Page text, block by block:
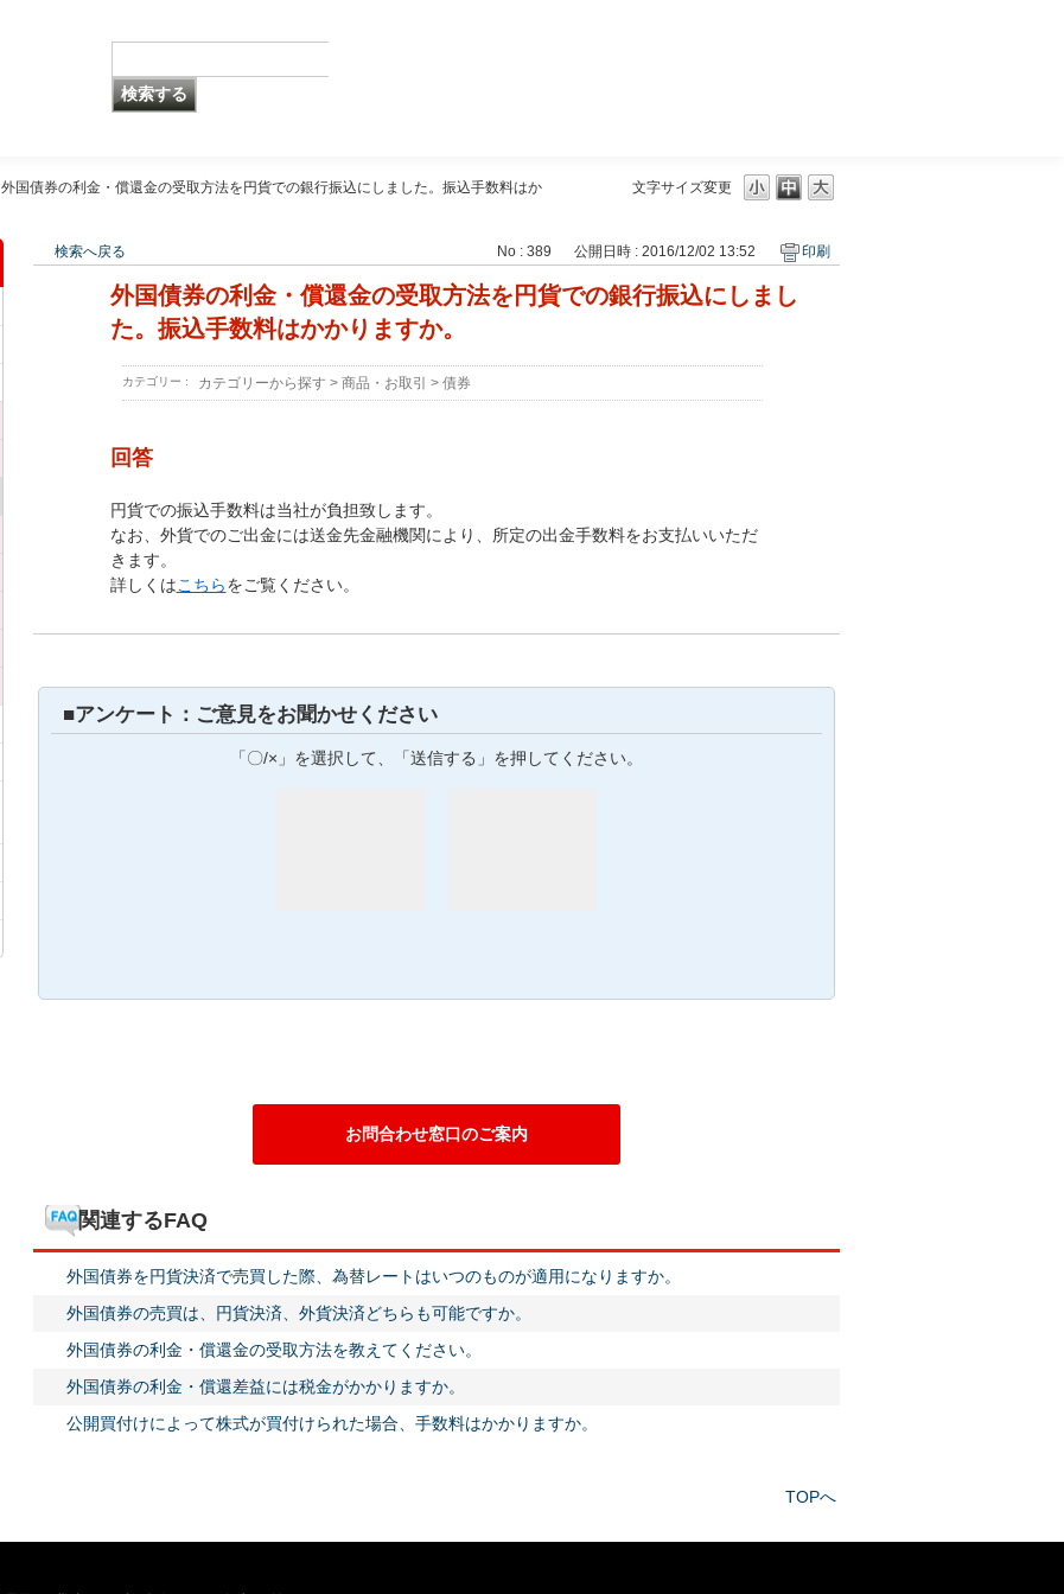
文字サイズ変更
外国債券の利金・償還金の受取方法を円貨での銀行振込にしました。振込手数料はか
検索へ戻る No : 389 公開日時 : 2016/12/02 13:52 印刷
外国債券の利金・償還金の受取方法を円貨での銀行振込にしまし
た。振込手数料はかかりますか。
カテゴリー : カテゴリーから探す > 商品・お取引 > 債券
回答
円貨での振込手数料は当社が負担致します。
なお、外貨でのご出金には送金先金融機関により、所定の出金手数料をお支払いいただ
きます。
詳しくはこちらをご覧ください。
■アンケート：ご意見をお聞かせください
「〇/×」を選択して、「送信する」を押してください。
お問合わせ窓口のご案内
関連するFAQ
外国債券を円貨決済で売買した際、為替レートはいつのものが適用になりますか。
外国債券の売買は、円貨決済、外貨決済どちらも可能ですか。
外国債券の利金・償還金の受取方法を教えてください。
外国債券の利金・償還差益には税金がかかりますか。
公開買付けによって株式が買付けられた場合、手数料はかかりますか。
TOPへ